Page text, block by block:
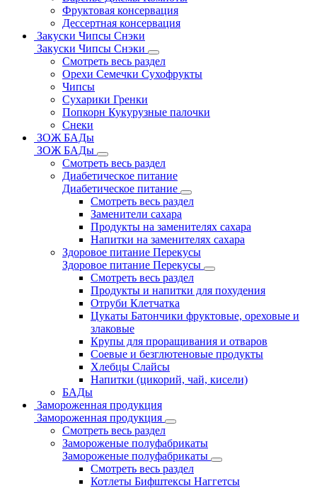
Фруктовая консервация
Дессертная консервация
Закуски Чипсы Снэки
Закуски Чипсы Снэки
Смотреть весь раздел
Орехи Семечки Сухофрукты
Чипсы
Сухарики Гренки
Попкорн Кукурузные палочки
Снеки
ЗОЖ БАДы
ЗОЖ БАДы
Смотреть весь раздел
Диабетическое питание
Диабетическое питание
Смотреть весь раздел
Заменители сахара
Продукты на заменителях сахара
Напитки на заменителях сахара
Здоровое питание Перекусы
Здоровое питание Перекусы
Смотреть весь раздел
Продукты и напитки для похудения
Отруби Клетчатка
Цукаты Батончики фруктовые, ореховые и
злаковые
Крупы для проращивания и отваров
Соевые и безглютеновые продукты
Хлебцы Слайсы
Напитки (цикорий, чай, кисели)
БАДы
Замороженная продукция
Замороженная продукция
Смотреть весь раздел
Замороженые полуфабрикаты
Замороженые полуфабрикаты
Смотреть весь раздел
Котлеты Бифштексы Наггетсы